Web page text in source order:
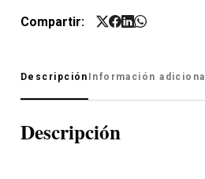
Compartir:
Descripción Información adicional
Descripción